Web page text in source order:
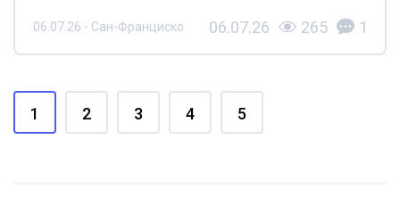
06.07.26 - Сан-Франциско 06.07.26 265 1
1 2 3 4 5